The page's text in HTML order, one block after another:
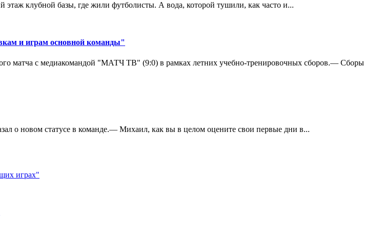
клубной базы, где жили футболисты. А вода, которой тушили, как часто и...
и играм основной команды"
матча с медиакомандой "МАТЧ ТВ" (9:0) в рамках летних учебно-тренировочных сборов.— Сборы
о новом статусе в команде.— Михаил, как вы в целом оцените свои первые дни в...
играх"